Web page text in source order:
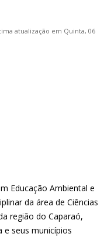
atualização em Quinta, 06
Educação Ambiental e
da área de Ciências
região do Caparaó,
e seus municípios